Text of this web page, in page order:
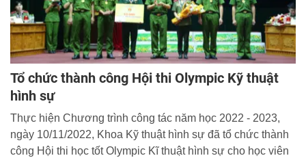
Tổ chức thành công Hội thi Olympic Kỹ thuật
hình sự
Thực hiện Chương trình công tác năm học 2022 - 2023,
ngày 10/11/2022, Khoa Kỹ thuật hình sự đã tổ chức thành
công Hội thi học tốt Olympic Kĩ thuật hình sự cho học viên